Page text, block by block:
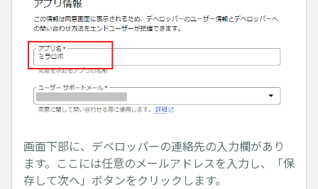
画面下部に、デベロッパーの連絡先の入力欄があり
ます。ここには任意のメールアドレスを入力し、「保
存して次へ」ボタンをクリックします。